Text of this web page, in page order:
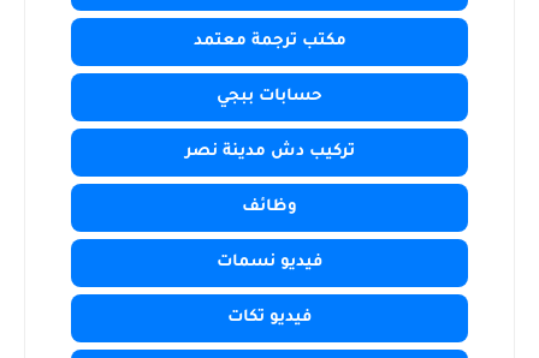
مكتب ترجمة معتمد
حسابات ببجي
تركيب دش مدينة نصر
وظائف
فيديو نسمات
فيديو تكات